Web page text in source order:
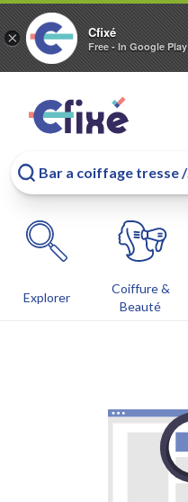
× Cfixé
Free - In Google Play
Explorer
Coiffure &
Beauté